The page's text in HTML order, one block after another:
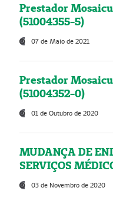
Prestador
(51004355-5)
07 de Maio de 2021
Prestador
(51004352-0)
01 de Outubro de 2020
MUDANÇA DE
SERVIÇOS
03 de Novembro de 2020